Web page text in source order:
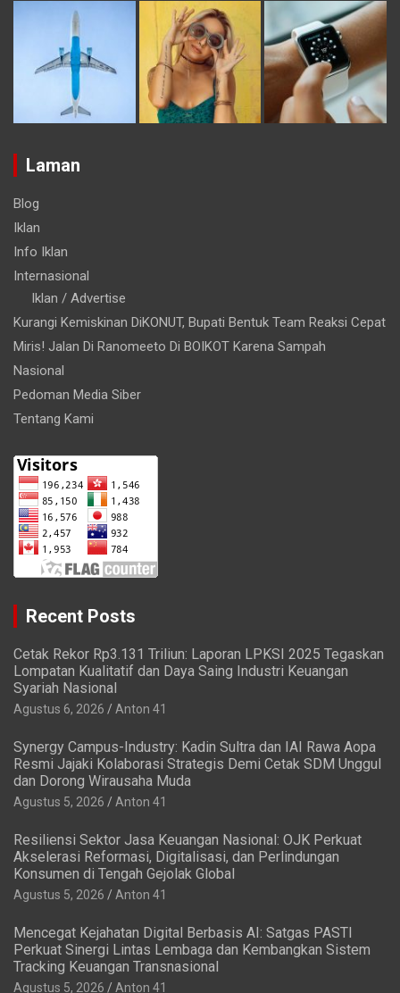
Laman
Blog
Iklan
Info Iklan
Internasional
Iklan / Advertise
Kurangi Kemiskinan DiKONUT, Bupati Bentuk Team Reaksi Cepat
Miris! Jalan Di Ranomeeto Di BOIKOT Karena Sampah
Nasional
Pedoman Media Siber
Tentang Kami
Recent Posts
Cetak Rekor Rp3.131 Triliun: Laporan LPKSI 2025 Tegaskan
Lompatan Kualitatif dan Daya Saing Industri Keuangan
Syariah Nasional
Agustus 6, 2026 Anton 41
Synergy Campus-Industry: Kadin Sultra dan IAI Rawa Aopa
Resmi Jajaki Kolaborasi Strategis Demi Cetak SDM Unggul
dan Dorong Wirausaha Muda
Agustus 5, 2026 Anton 41
Resiliensi Sektor Jasa Keuangan Nasional: OJK Perkuat
Akselerasi Reformasi, Digitalisasi, dan Perlindungan
Konsumen di Tengah Gejolak Global
Agustus 5, 2026 Anton 41
Mencegat Kejahatan Digital Berbasis AI: Satgas PASTI
Perkuat Sinergi Lintas Lembaga dan Kembangkan Sistem
Tracking Keuangan Transnasional
Agustus 5, 2026 Anton 41